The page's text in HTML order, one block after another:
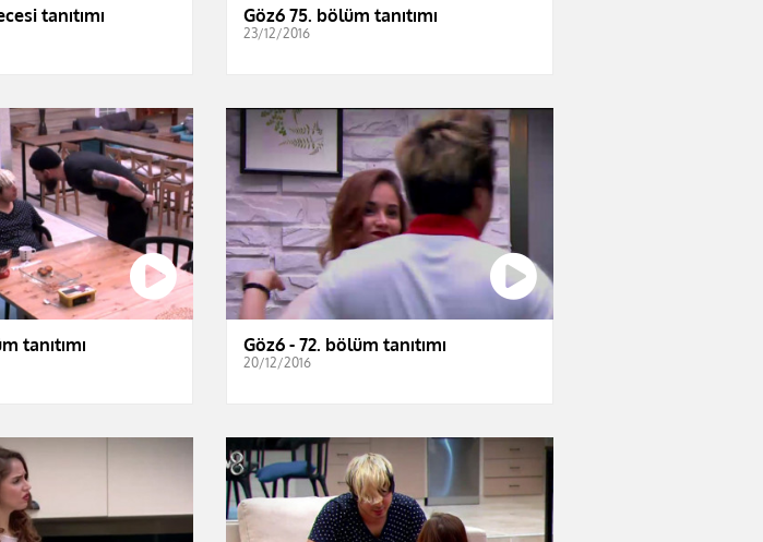
tanıtımı Göz6 75. bölüm tanıtımı
23/12/2016
tanıtımı Göz6 - 72. bölüm tanıtımı
20/12/2016